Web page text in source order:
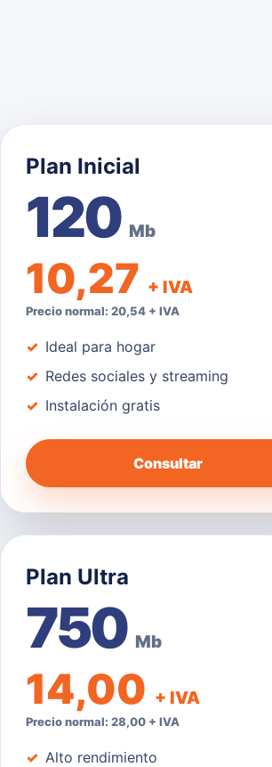
Plan Inicial
120 Mb
10,27 + IVA
Precio normal: 20,54 + IVA
Ideal para hogar
Redes sociales y streaming
Instalación gratis
Consultar
Plan Ultra
750 Mb
14,00 + IVA
Precio normal: 28,00 + IVA
Alto rendimiento